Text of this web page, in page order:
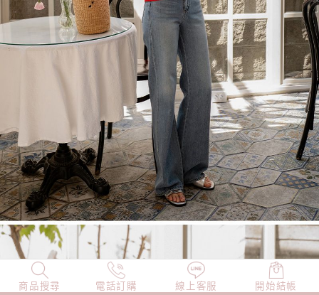
商品搜尋 電話訂購 線上客服 開始結帳
NEW 店長精選 TOP100 小編穿搭